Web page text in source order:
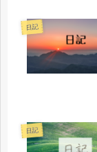
日記
日記